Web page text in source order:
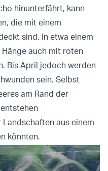
hinunterfährt, kann
die mit einem
sind. In etwa einem
auch mit roten
Bis April jedoch werden
sein. Selbst
am Rand der
aus einem
könnten.